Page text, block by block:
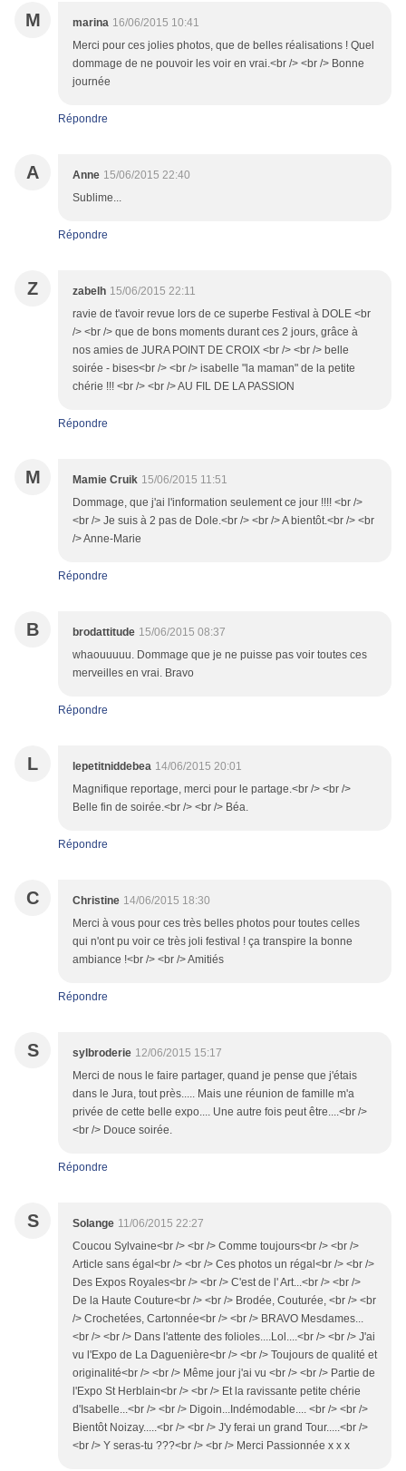
M marina 16/06/2015 10:41
Merci pour ces jolies photos, que de belles réalisations ! Quel
dommage de ne pouvoir les voir en vrai.<br /> <br /> Bonne
journée
Répondre
A Anne 15/06/2015 22:40
Sublime...
Répondre
Z zabelh 15/06/2015 22:11
ravie de t'avoir revue lors de ce superbe Festival à DOLE <br
/> <br /> que de bons moments durant ces 2 jours, grâce à
nos amies de JURA POINT DE CROIX <br /> <br /> belle
soirée - bises<br /> <br /> isabelle "la maman" de la petite
chérie !!! <br /> <br /> AU FIL DE LA PASSION
Répondre
M Mamie Cruik 15/06/2015 11:51
Dommage, que j'ai l'information seulement ce jour !!!! <br />
<br /> Je suis à 2 pas de Dole.<br /> <br /> A bientôt.<br /> <br
/> Anne-Marie
Répondre
B brodattitude 15/06/2015 08:37
whaouuuuu. Dommage que je ne puisse pas voir toutes ces
merveilles en vrai. Bravo
Répondre
L lepetitniddebea 14/06/2015 20:01
Magnifique reportage, merci pour le partage.<br /> <br />
Belle fin de soirée.<br /> <br /> Béa.
Répondre
C Christine 14/06/2015 18:30
Merci à vous pour ces très belles photos pour toutes celles
qui n'ont pu voir ce très joli festival ! ça transpire la bonne
ambiance !<br /> <br /> Amitiés
Répondre
S sylbroderie 12/06/2015 15:17
Merci de nous le faire partager, quand je pense que j'étais
dans le Jura, tout près..... Mais une réunion de famille m'a
privée de cette belle expo.... Une autre fois peut être....<br />
<br /> Douce soirée.
Répondre
S Solange 11/06/2015 22:27
Coucou Sylvaine<br /> <br /> Comme toujours<br /> <br />
Article sans égal<br /> <br /> Ces photos un régal<br /> <br />
Des Expos Royales<br /> <br /> C'est de l' Art...<br /> <br />
De la Haute Couture<br /> <br /> Brodée, Couturée, <br /> <br
/> Crochetées, Cartonnée<br /> <br /> BRAVO Mesdames...
<br /> <br /> Dans l'attente des folioles....Lol....<br /> <br /> J'ai
vu l'Expo de La Daguenière<br /> <br /> Toujours de qualité et
originalité<br /> <br /> Même jour j'ai vu <br /> <br /> Partie de
l'Expo St Herblain<br /> <br /> Et la ravissante petite chérie
d'Isabelle...<br /> <br /> Digoin...Indémodable.... <br /> <br />
Bientôt Noizay.....<br /> <br /> J'y ferai un grand Tour.....<br />
<br /> Y seras-tu ???<br /> <br /> Merci Passionnée x x x